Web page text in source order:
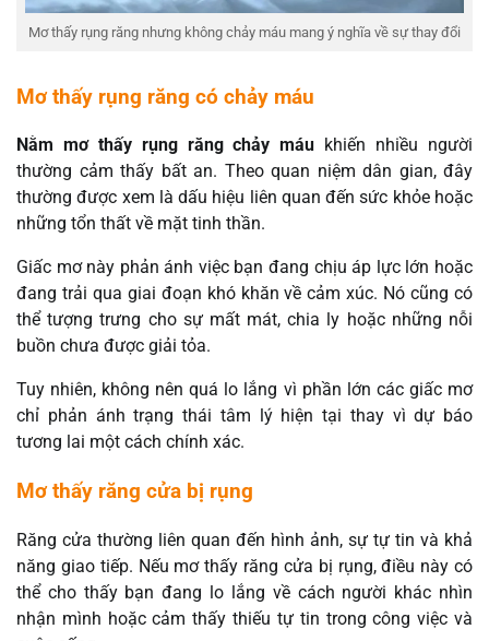
Mơ thấy rụng răng nhưng không chảy máu mang ý nghĩa về sự thay đổi
Mơ thấy rụng răng có chảy máu
Nằm mơ thấy rụng răng chảy máu khiến nhiều người
thường cảm thấy bất an. Theo quan niệm dân gian, đây
thường được xem là dấu hiệu liên quan đến sức khỏe hoặc
những tổn thất về mặt tinh thần.
Giấc mơ này phản ánh việc bạn đang chịu áp lực lớn hoặc
đang trải qua giai đoạn khó khăn về cảm xúc. Nó cũng có
thể tượng trưng cho sự mất mát, chia ly hoặc những nỗi
buồn chưa được giải tỏa.
Tuy nhiên, không nên quá lo lắng vì phần lớn các giấc mơ
chỉ phản ánh trạng thái tâm lý hiện tại thay vì dự báo
tương lai một cách chính xác.
Mơ thấy răng cửa bị rụng
Răng cửa thường liên quan đến hình ảnh, sự tự tin và khả
năng giao tiếp. Nếu mơ thấy răng cửa bị rụng, điều này có
thể cho thấy bạn đang lo lắng về cách người khác nhìn
nhận mình hoặc cảm thấy thiếu tự tin trong công việc và